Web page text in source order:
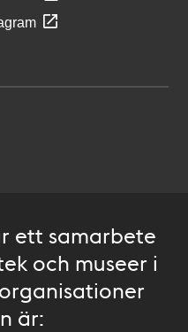
ett samarbete
och museer i
är: